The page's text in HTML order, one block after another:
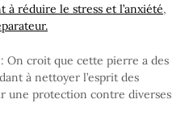
à réduire le stress et l’anxiété,
: On croit que cette pierre a des
à nettoyer l’esprit des
une protection contre diverses